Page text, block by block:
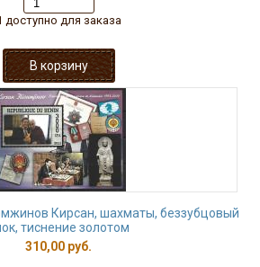
доступно для заказа
Кирсан, шахматы, беззубцовый
тиснение золотом
310,00 руб.